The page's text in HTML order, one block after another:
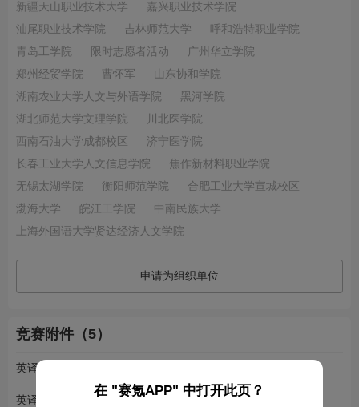
新疆天山职业技术大学
嘉兴职业技术学院
汕尾职业技术学院
吉林师范大学
呼和浩特职业学院
青岛工学院
限时志愿者活动
广州华立学院
郑州经贸学院
曹怀军
山东协和学院
湖南农业大学人文与外语学院
黑河学院
湖北师范大学文理学院
川北医学院
西南石油大学成都校区
济宁医学院
长春工业大学人文信息学院
焦作新材料职业学院
无锡太湖学院
衡阳师范学院
合肥工业大学宣城校区
渤海大学
皖江工学院
中南民族大学
上海外国语大学贤达经济人文学院
申请为组织单位
竞赛附件（5）
英译汉A组赛题+翻译专用纸.zip
英译汉B组赛题+翻译专用纸.zip
在 "赛氪APP" 中打开此页？